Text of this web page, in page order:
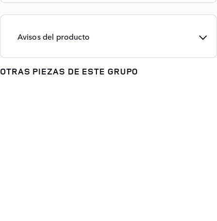
Avisos del producto
OTRAS PIEZAS DE ESTE GRUPO